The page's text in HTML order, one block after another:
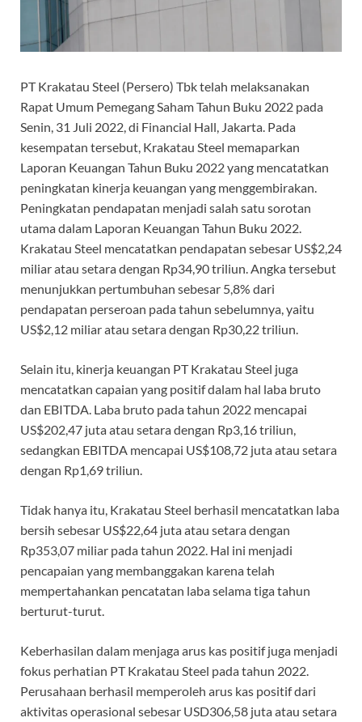
PT Krakatau Steel (Persero) Tbk telah melaksanakan
Rapat Umum Pemegang Saham Tahun Buku 2022 pada
Senin, 31 Juli 2022, di Financial Hall, Jakarta. Pada
kesempatan tersebut, Krakatau Steel memaparkan
Laporan Keuangan Tahun Buku 2022 yang mencatatkan
peningkatan kinerja keuangan yang menggembirakan.
Peningkatan pendapatan menjadi salah satu sorotan
utama dalam Laporan Keuangan Tahun Buku 2022.
Krakatau Steel mencatatkan pendapatan sebesar US$2,24
miliar atau setara dengan Rp34,90 triliun. Angka tersebut
menunjukkan pertumbuhan sebesar 5,8% dari
pendapatan perseroan pada tahun sebelumnya, yaitu
US$2,12 miliar atau setara dengan Rp30,22 triliun.
Selain itu, kinerja keuangan PT Krakatau Steel juga
mencatatkan capaian yang positif dalam hal laba bruto
dan EBITDA. Laba bruto pada tahun 2022 mencapai
US$202,47 juta atau setara dengan Rp3,16 triliun,
sedangkan EBITDA mencapai US$108,72 juta atau setara
dengan Rp1,69 triliun.
Tidak hanya itu, Krakatau Steel berhasil mencatatkan laba
bersih sebesar US$22,64 juta atau setara dengan
Rp353,07 miliar pada tahun 2022. Hal ini menjadi
pencapaian yang membanggakan karena telah
mempertahankan pencatatan laba selama tiga tahun
berturut-turut.
Keberhasilan dalam menjaga arus kas positif juga menjadi
fokus perhatian PT Krakatau Steel pada tahun 2022.
Perusahaan berhasil memperoleh arus kas positif dari
aktivitas operasional sebesar USD306,58 juta atau setara